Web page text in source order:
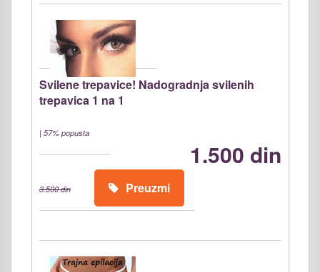
Svilene trepavice! Nadogradnja svilenih
trepavica 1 na 1
| 57% popusta
1.500 din
3.500 din Preuzmi